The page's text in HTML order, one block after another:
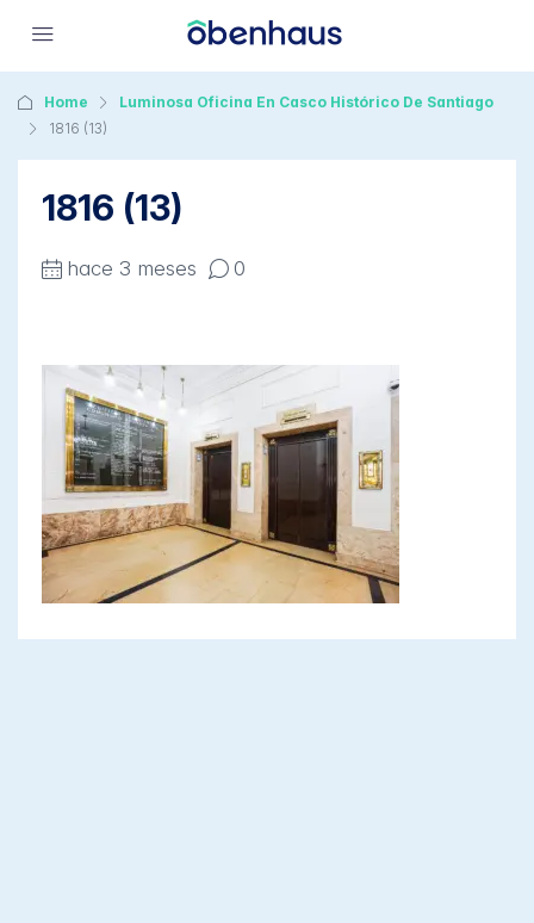
Home
Luminosa Oficina En Casco Histórico De Santiago
1816 (13)
1816 (13)
hace 3 meses 0